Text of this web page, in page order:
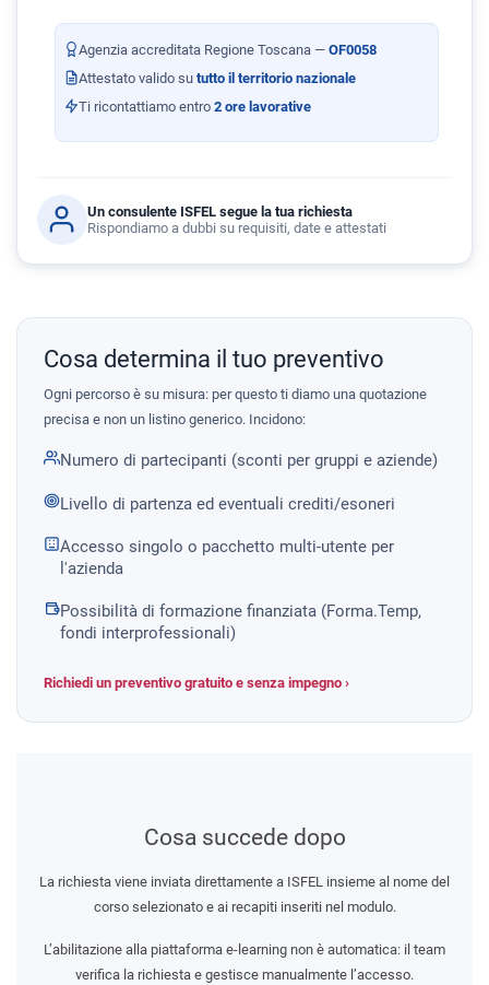
Agenzia accreditata Regione Toscana — OF0058
Attestato valido su tutto il territorio nazionale
Ti ricontattiamo entro 2 ore lavorative
Un consulente ISFEL segue la tua richiesta
Rispondiamo a dubbi su requisiti, date e attestati
Cosa determina il tuo preventivo
Ogni percorso è su misura: per questo ti diamo una quotazione
precisa e non un listino generico. Incidono:
Numero di partecipanti (sconti per gruppi e aziende)
Livello di partenza ed eventuali crediti/esoneri
Accesso singolo o pacchetto multi-utente per
l'azienda
Possibilità di formazione finanziata (Forma.Temp,
fondi interprofessionali)
Richiedi un preventivo gratuito e senza impegno ›
Cosa succede dopo
La richiesta viene inviata direttamente a ISFEL insieme al nome del
corso selezionato e ai recapiti inseriti nel modulo.
L’abilitazione alla piattaforma e-learning non è automatica: il team
verifica la richiesta e gestisce manualmente l’accesso.